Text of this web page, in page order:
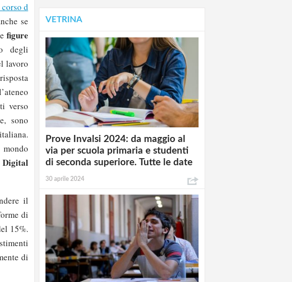
d
se
figure
degli
lavoro
verso
sono
Digital
il
di
15%.
di
VETRINA
Prove Invalsi 2024: da maggio al
via per scuola primaria e studenti
di seconda superiore. Tutte le date
30 aprile 2024